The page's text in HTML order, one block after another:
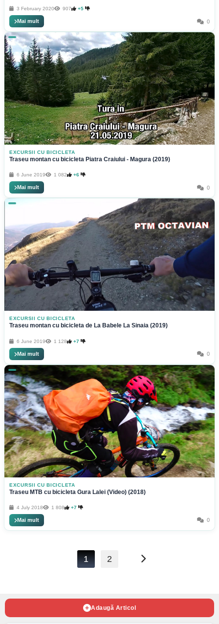
3 February 2020 907 +5
Mai mult 0
EXCURSII CU BICICLETA
Traseu montan cu bicicleta Piatra Craiului - Magura (2019)
6 June 2019 1 082 +6
Mai mult 0
EXCURSII CU BICICLETA
Traseu montan cu bicicleta de La Babele La Sinaia (2019)
6 June 2019 1 128 +7
Mai mult 0
EXCURSII CU BICICLETA
Traseu MTB cu bicicleta Gura Lalei (Video) (2018)
4 July 2018 1 808 +7
Mai mult 0
1 2
Adaugă Articol